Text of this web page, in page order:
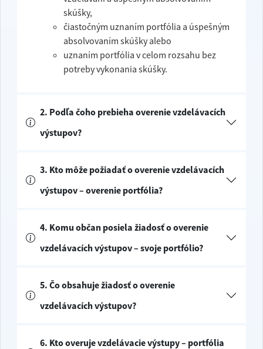
skúšky,
čiastočným uznaním portfólia a úspešným
absolvovaním skúšky alebo
uznaním portfólia v celom rozsahu bez
potreby vykonania skúšky.
2. Podľa čoho prebieha overenie vzdelávacích
výstupov?
3. Kto môže požiadať o overenie vzdelávacích
výstupov – overenie portfólia?
4. Komu občan posiela žiadosť o overenie
vzdelávacích výstupov – svoje portfólio?
5. Čo obsahuje žiadosť o overenie
vzdelávacích výstupov?
6. Kto overuje vzdelávacie výstupy – portfólia